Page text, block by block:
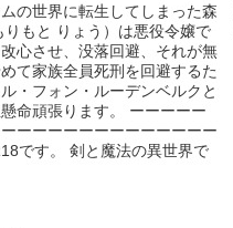
の世界に転生してしまった森
りもと りょう）は悪役令嬢で
心させ、没落回避、それが無
て家族全員死刑を回避するた
・フォン・ルーデンベルクと
命頑張ります。 ーーーーー
ーーーーーーーーーーーーー
です。 剣と魔法の異世界で